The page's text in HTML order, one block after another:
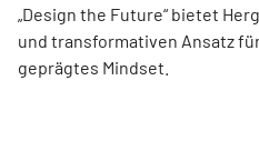
„Design the Future“ bietet
und transformativen Ansatz
geprägtes Mindset.